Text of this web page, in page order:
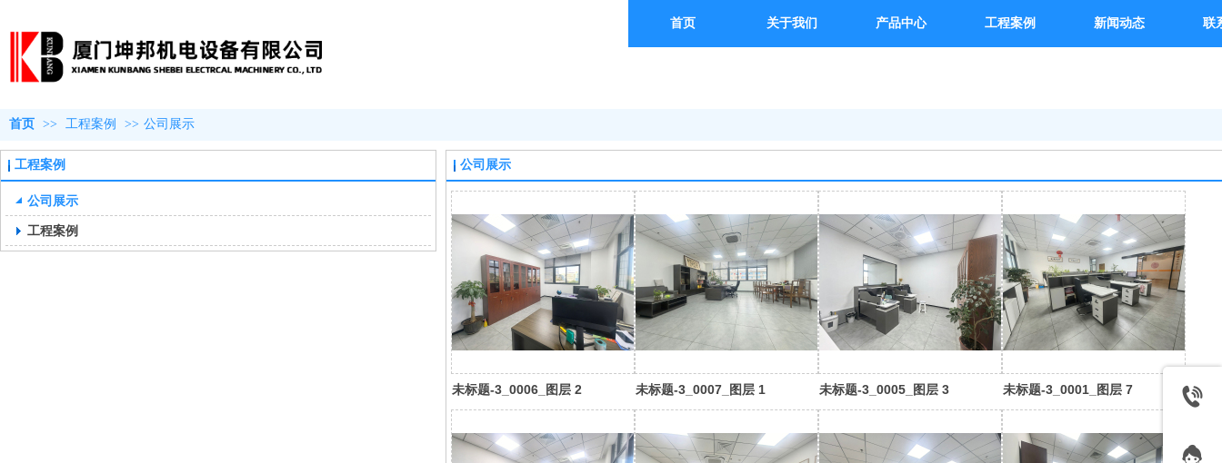
首页 关于我们 产品中心 工程案例 新闻动态 联
首页 >> 工程案例 >> 公司展示
工程案例
公司展示
工程案例
公司展示
未标题-3_0006_图层 2 未标题-3_0007_图层 1 未标题-3_0005_图层 3 未标题-3_0001_图层 7